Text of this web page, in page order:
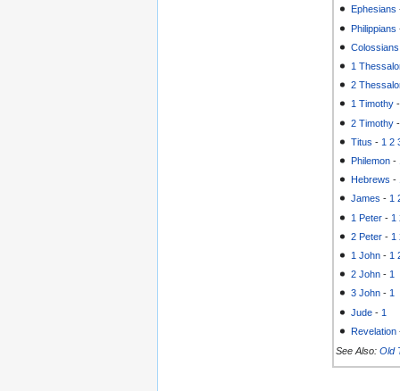
Ephesians
Philippians
Colossians
1
2
1 Timothy
2 Timothy
Titus - 1 2
Philemon -
Hebrews -
James -1
1 Peter - 1
2 Peter - 1
1 John - 1
2 John - 1
3 John -1
Jude - 1
Revelation
See Also: Old